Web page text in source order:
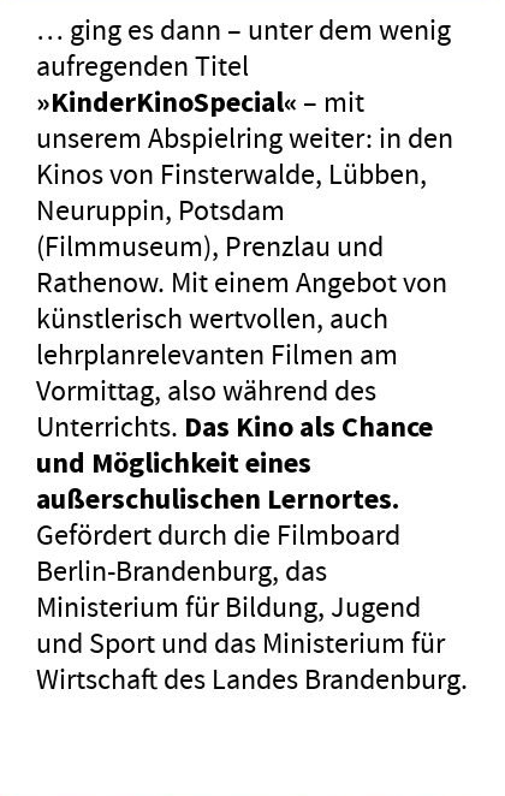
… ging es dann – unter dem wenig
aufregenden Titel
»KinderKinoSpecial« – mit
unserem Abspielring weiter: in den
Kinos von Finsterwalde, Lübben,
Neuruppin, Potsdam
(Filmmuseum), Prenzlau und
Rathenow. Mit einem Angebot von
künstlerisch wertvollen, auch
lehrplanrelevanten Filmen am
Vormittag, also während des
Unterrichts. Das Kino als Chance
und Möglichkeit eines
außerschulischen Lernortes.
Gefördert durch die Filmboard
Berlin-Brandenburg, das
Ministerium für Bildung, Jugend
und Sport und das Ministerium für
Wirtschaft des Landes Brandenburg.